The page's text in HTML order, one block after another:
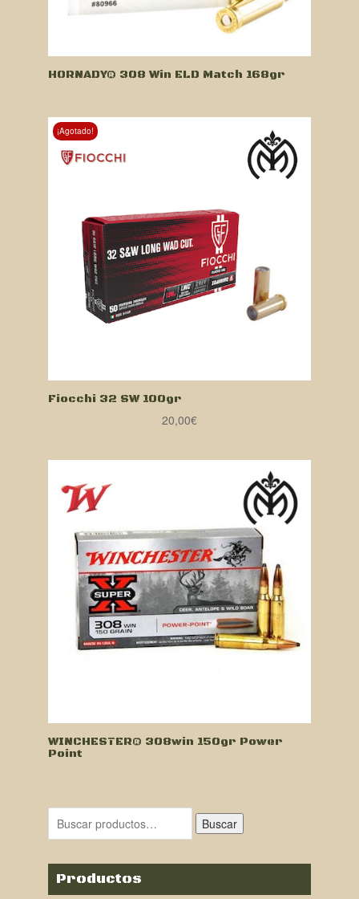
HORNADY® 308 Win ELD Match 168gr
¡Agotado!
Fiocchi 32 SW 100gr
20,00€
WINCHESTER® 308win 150gr Power
Point
Buscar
Productos